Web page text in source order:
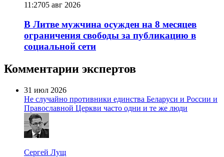
11:2705 авг 2026
В Литве мужчина осужден на 8 месяцев
ограничения свободы за публикацию в
социальной сети
Комментарии экспертов
31 июл 2026
Не случайно противники единства Беларуси и России и
Православной Церкви часто одни и те же люди
Сергей Лущ